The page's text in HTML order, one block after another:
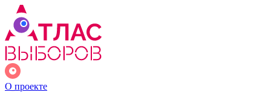
О проекте